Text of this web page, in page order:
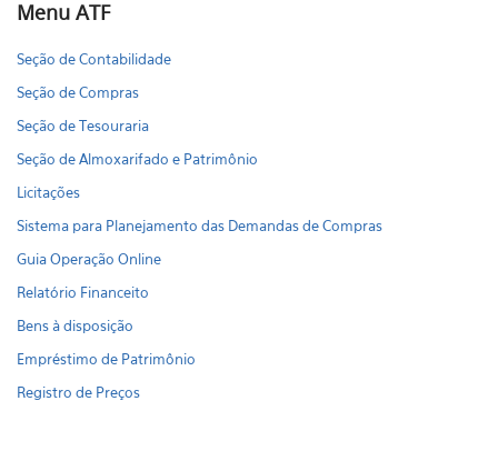
Menu ATF
Seção de Contabilidade
Seção de Compras
Seção de Tesouraria
Seção de Almoxarifado e Patrimônio
Licitações
Sistema para Planejamento das Demandas de Compras
Guia Operação Online
Relatório Financeito
Bens à disposição
Empréstimo de Patrimônio
Registro de Preços